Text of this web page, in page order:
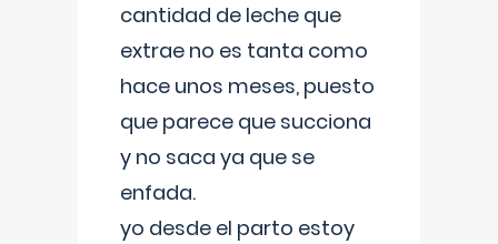
cantidad de leche que
extrae no es tanta como
hace unos meses, puesto
que parece que succiona
y no saca ya que se
enfada.
yo desde el parto estoy